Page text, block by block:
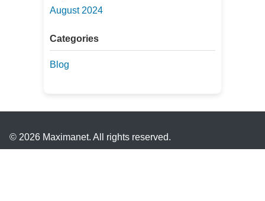
August 2024
Categories
Blog
© 2026 Maximanet. All rights reserved.